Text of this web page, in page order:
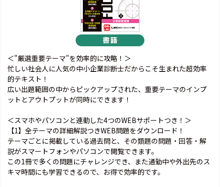
＜"厳選重要テーマ"を効率的に攻略！＞
忙しい社会人に人気の中小企業診断士だからこそ生まれた超効率
的テキスト！
広い出題範囲の中からピックアップされた、重要テーマのインプ
ットとアウトプットが同時にできます！
＜スマホやパソコンと連動した4つのWEBサポートつき！＞
【1】全テーマの詳細解説つきWEB問題をダウンロード！
テーマごとに掲載している過去問と、その類題の問題・回答・解
説がスマートフォンやパソコンで閲覧できます。
この1冊で多くの問題にチャレンジでき、また通勤中や外出先のス
キマ時間にも学習できるので、お得で効率的です。